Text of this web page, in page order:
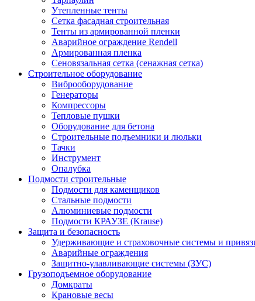
Утепленные тенты
Сетка фасадная строительная
Тенты из армированной пленки
Аварийное ограждение Rendell
Армированная пленка
Сеновязальная сетка (сенажная сетка)
Строительное оборудование
Виброоборудование
Генераторы
Компрессоры
Тепловые пушки
Оборудование для бетона
Строительные подъемники и люльки
Тачки
Инструмент
Опалубка
Подмости строительные
Подмости для каменщиков
Стальные подмости
Алюминиевые подмости
Подмости КРАУЗЕ (Krause)
Защита и безопасность
Удерживающие и страховочные системы и
Аварийные ограждения
Защитно-улавливающие системы (ЗУС)
Грузоподъемное оборудование
Домкраты
Крановые весы